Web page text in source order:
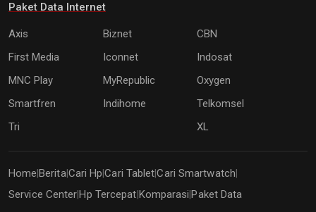
Paket Data Internet
Axis Biznet
CBN
First Media
Iconnet
Indosat
MNC Play
MyRepublic
Oxygen
Smartfren
Indihome
Telkomsel
Tri
XL
Home BeritaCari Hp |Cari Tablet|Cari Smartwatch
Service Center Hp Tercepat Komparasi Paket Data